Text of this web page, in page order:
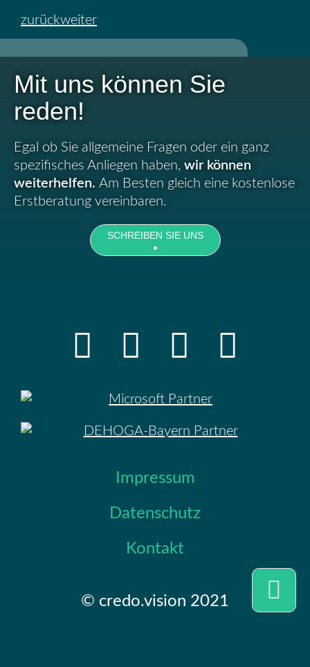
zurückweiter
Mit uns können Sie
reden!
Egal ob Sie allgemeine Fragen oder ein ganz
spezifisches Anliegen haben, wir können
weiterhelfen. Am Besten gleich eine kostenlose
Erstberatung vereinbaren.
SCHREIBEN SIE UNS
Impressum
Datenschutz
Kontakt
© credo.vision 2021